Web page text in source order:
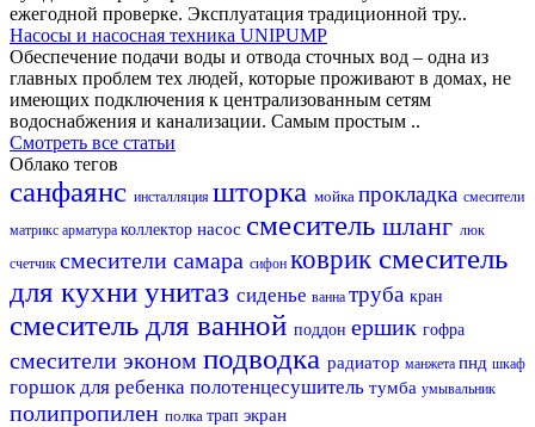
ежегодной проверке. Эксплуатация традиционной тру..
Насосы и насосная техника UNIPUMP
Обеспечение подачи воды и отвода сточных вод – одна из
главных проблем тех людей, которые проживают в домах, не
имеющих подключения к централизованным сетям
водоснабжения и канализации. Самым простым ..
Смотреть все статьи
Облако тегов
санфаянс инсталляция шторка мойка прокладка смесители
матрикс арматура коллектор насос смеситель шланг люк
счетчик смесители самара сифон коврик смеситель
для кухни унитаз сиденье ванна труба кран
смеситель для ванной поддон ершик гофра
смесители эконом подводка радиатор манжета пнд шкаф
горшок для ребенка полотенцесушитель тумба умывальник
полипропилен полка трап экран